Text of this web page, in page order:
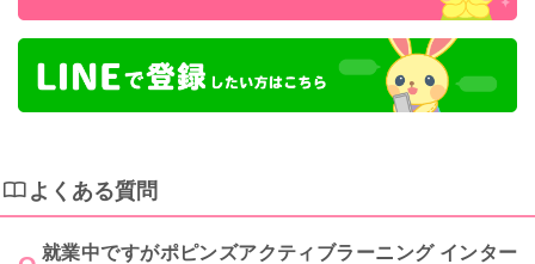
よくある質問
就業中ですがポピンズアクティブラーニング インター